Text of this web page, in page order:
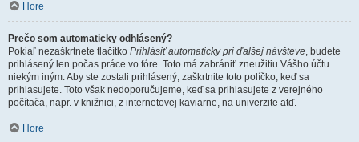
Hore
Prečo som automaticky odhlásený?
Pokiaľ nezaškrtnete tlačítko Prihlásiť automaticky pri ďalšej návšteve, budete
prihlásený len počas práce vo fóre. Toto má zabrániť zneužitiu Vášho účtu
niekým iným. Aby ste zostali prihlásený, zaškrtnite toto políčko, keď sa
prihlasujete. Toto však nedoporučujeme, keď sa prihlasujete z verejného
počítača, napr. v knižnici, z internetovej kaviarne, na univerzite atď.
Hore